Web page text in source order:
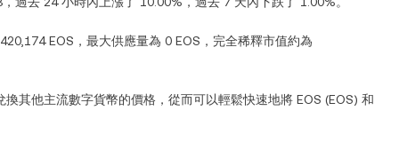
EOS ，最大供應量為 0 EOS ，完全稀釋市值約為
換其他主流數字貨幣的價格，從而可以輕鬆快速地將 EOS (EOS) 和